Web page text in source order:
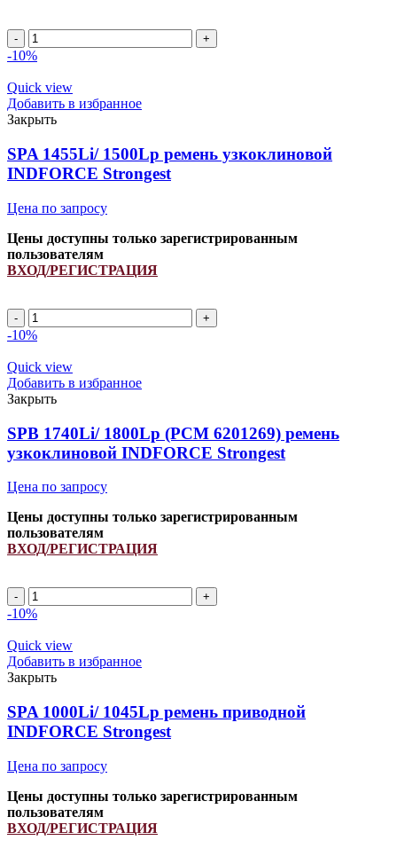
SPA
1635Li/
ремень
узкоклиновой
INDFORCE
Strongest
quantity
-10%
Quick view
Добавить в избранное
Закрыть
SPA 1455Li/ 1500Lp ремень узкоклиновой
INDFORCE Strongest
Цена по запросу
Цены доступны только зарегистрированным
пользователям
ВХОД/РЕГИСТРАЦИЯ
SPA
1455Li/
ремень
узкоклиновой
INDFORCE
Strongest
quantity
-10%
Quick view
Добавить в избранное
Закрыть
SPB 1740Li/ 1800Lp (PCM 6201269) ремень
узкоклиновой INDFORCE Strongest
Цена по запросу
Цены доступны только зарегистрированным
пользователям
ВХОД/РЕГИСТРАЦИЯ
SPB
1740Li/
(PCM
6201269)
ремень
узкоклиновой
INDFORCE
Strongest
quantity
-10%
Quick view
Добавить в избранное
Закрыть
SPA 1000Li/ 1045Lp ремень приводной
INDFORCE Strongest
Цена по запросу
Цены доступны только зарегистрированным
пользователям
ВХОД/РЕГИСТРАЦИЯ